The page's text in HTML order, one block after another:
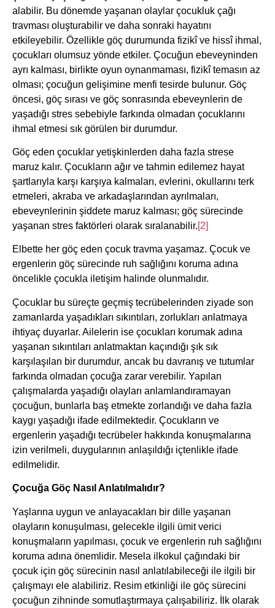
alabilir. Bu dönemde yaşanan olaylar çocukluk çağı
travması oluşturabilir ve daha sonraki hayatını
etkileyebilir. Özellikle göç durumunda fizikî ve hissî ihmal,
çocukları olumsuz yönde etkiler. Çocuğun ebeveyninden
ayrı kalması, birlikte oyun oynanmaması, fizikî temasın az
olması; çocuğun gelişimine menfi tesirde bulunur. Göç
öncesi, göç sırası ve göç sonrasında ebeveynlerin de
yaşadığı stres sebebiyle farkında olmadan çocuklarını
ihmal etmesi sık görülen bir durumdur.
Göç eden çocuklar yetişkinlerden daha fazla strese
maruz kalır. Çocukların ağır ve tahmin edilemez hayat
şartlarıyla karşı karşıya kalmaları, evlerini, okullarını terk
etmeleri, akraba ve arkadaşlarından ayrılmaları,
ebeveynlerinin şiddete maruz kalması; göç sürecinde
yaşanan stres faktörleri olarak sıralanabilir.[2]
Elbette her göç eden çocuk travma yaşamaz. Çocuk ve
ergenlerin göç sürecinde ruh sağlığını koruma adına
öncelikle çocukla iletişim halinde olunmalıdır.
Çocuklar bu süreçte geçmiş tecrübelerinden ziyade son
zamanlarda yaşadıkları sıkıntıları, zorlukları anlatmaya
ihtiyaç duyarlar. Ailelerin ise çocukları korumak adına
yaşanan sıkıntıları anlatmaktan kaçındığı şık sık
karşılaşılan bir durumdur, ancak bu davranış ve tutumlar
farkında olmadan çocuğa zarar verebilir. Yapılan
çalışmalarda yaşadığı olayları anlamlandıramayan
çocuğun, bunlarla baş etmekte zorlandığı ve daha fazla
kaygı yaşadığı ifade edilmektedir. Çocukların ve
ergenlerin yaşadığı tecrübeler hakkında konuşmalarına
izin verilmeli, duygularının anlaşıldığı içtenlikle ifade
edilmelidir.
Çocuğa Göç Nasıl Anlatılmalıdır?
Yaşlarına uygun ve anlayacakları bir dille yaşanan
olayların konuşulması, gelecekle ilgili ümit verici
konuşmaların yapılması, çocuk ve ergenlerin ruh sağlığını
koruma adına önemlidir. Mesela ilkokul çağındaki bir
çocuk için göç sürecinin nasıl anlatılabileceği ile ilgili bir
çalışmayı ele alabiliriz. Resim etkinliği ile göç sürecini
çocuğun zihninde somutlaştırmaya çalışabiliriz. İlk olarak